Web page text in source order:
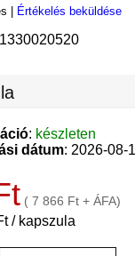
Értékelés beküldése
: készleten
dátum: 2026-08-
( 7 866 Ft + ÁFA)
/ kapszula